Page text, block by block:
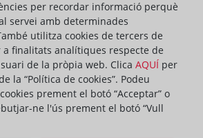
error en carregar el camp
error en carregar el camp
per recordar informació perquè
servei amb determinades
utilitza cookies de tercers de
finalitats analítiques respecte de
de la pròpia web. Clica AQUÍ per
la “Política de cookies”. Podeu
prement el botó “Acceptar” o
ne l'ús prement el botó “Vull